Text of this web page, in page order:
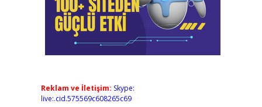
Reklam ve İletişim: Skype:
live:.cid.575569c608265c69